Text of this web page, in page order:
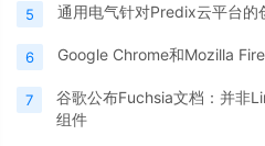
5 通用电气针对Predix云平台的
6 Google Chrome和Mozilla
7
谷歌公布Fuchsia文档：并非
组件